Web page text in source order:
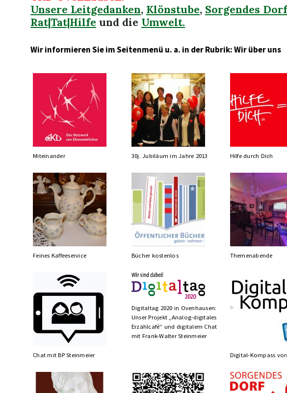
Unsere Leitgedanken, Klönstube, Sorgendes Dorf
Rat|Tat|Hilfe und die Umwelt.
Wir informieren Sie im Seitenmenü u. a. in der Rubrik: Wir über uns
Miteinander 30j. Jubiläum im Jahre 2013 Hilfe durch Dich
Feines Kaffeeservice Bücher kostenlos Themenabende
Chat mit BP Steinmeier
Digitaltag 2020 in Ovenhausen:
Unser Projekt „Analog-digitales
Erzählcafé“ und digitalem Chat
mit Frank-Walter Steinmeier
Digital-Kompass